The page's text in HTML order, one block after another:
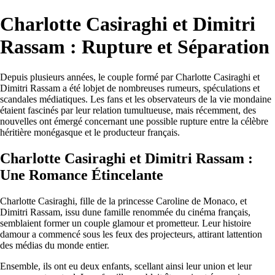
Charlotte Casiraghi et Dimitri
Rassam : Rupture et Séparation
Depuis plusieurs années, le couple formé par Charlotte Casiraghi et
Dimitri Rassam a été lobjet de nombreuses rumeurs, spéculations et
scandales médiatiques. Les fans et les observateurs de la vie mondaine
étaient fascinés par leur relation tumultueuse, mais récemment, des
nouvelles ont émergé concernant une possible rupture entre la célèbre
héritière monégasque et le producteur français.
Charlotte Casiraghi et Dimitri Rassam :
Une Romance Étincelante
Charlotte Casiraghi, fille de la princesse Caroline de Monaco, et
Dimitri Rassam, issu dune famille renommée du cinéma français,
semblaient former un couple glamour et prometteur. Leur histoire
damour a commencé sous les feux des projecteurs, attirant lattention
des médias du monde entier.
Ensemble, ils ont eu deux enfants, scellant ainsi leur union et leur